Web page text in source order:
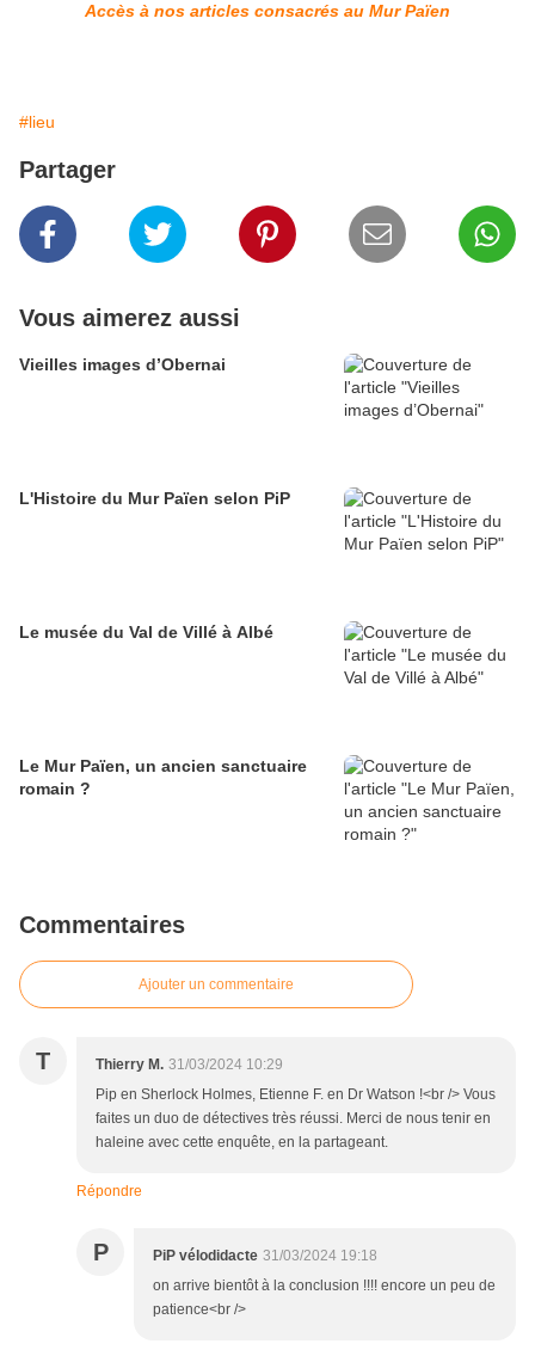
Accès à nos articles consacrés au Mur Païen
#lieu
Partager
Vous aimerez aussi
Vieilles images d’Obernai
L'Histoire du Mur Païen selon PiP
Le musée du Val de Villé à Albé
Le Mur Païen, un ancien sanctuaire
romain ?
Commentaires
Ajouter un commentaire
T Thierry M. 31/03/2024 10:29
Pip en Sherlock Holmes, Etienne F. en Dr Watson !<br /> Vous
faites un duo de détectives très réussi. Merci de nous tenir en
haleine avec cette enquête, en la partageant.
Répondre
P PiP vélodidacte 31/03/2024 19:18
on arrive bientôt à la conclusion !!!! encore un peu de
patience<br />